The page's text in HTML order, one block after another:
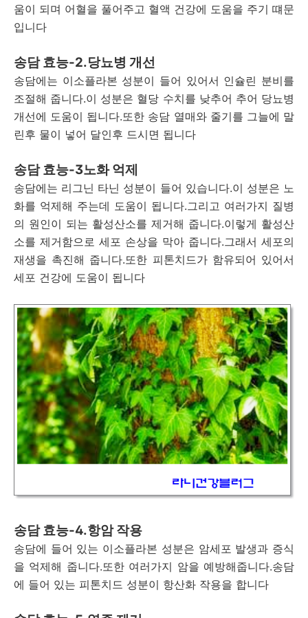
움이 되며 어혈을 풀어주고 혈액 건강에 도움을 주기 떄문
입니다
송담 효능-2.당뇨병 개선
송담에는 이소플라본 성분이 들어 있어서 인슐린 분비를
조절해 줍니다.이 성분은 혈당 수치를 낮추어 추어 당뇨병
개선에 도움이 됩니다.또한 송담 열매와 줄기를 그늘에 말
린후 물이 넣어 달인후 드시면 됩니다
송담 효능-3노화 억제
송담에는 리그닌 타닌 성분이 들어 있습니다.이 성분은 노
화를 억제해 주는데 도움이 됩니다.그리고 여러가지 질병
의 원인이 되는 활성산소를 제거해 줍니다.이렇게 활성산
소를 제거함으로 세포 손상을 막아 줍니다.그래서 세포의
재생을 촉진해 줍니다.또한 피톤치드가 함유되어 있어서
세포 건강에 도움이 됩니다
송담 효능-4.항암 작용
송담에 들어 있는 이소플라본 성분은 암세포 발생과 증식
을 억제해 줍니다.또한 여러가지 암을 예방해줍니다.송담
에 들어 있는 피톤치드 성분이 항산화 작용을 합니다